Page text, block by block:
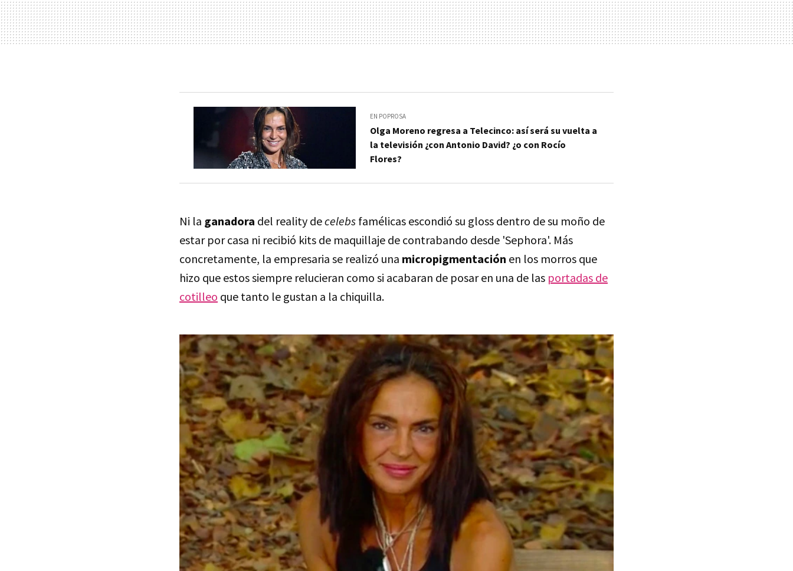
EN POPROSA
Olga Moreno regresa a Telecinco: así será su vuelta a
la televisión ¿con Antonio David? ¿o con Rocío
Flores?
Ni la ganadora del reality decelebs famélicas escondió su gloss dentro de su moño de
estar por casa ni recibió kits de maquillaje de contrabando desde 'Sephora'. Más
concretamente, la empresaria se realizó una micropigmentación en los morros que
hizo que estos siempre relucieran como si acabaran de posar en una de las portadas de
cotilleo que tanto le gustan a la chiquilla.